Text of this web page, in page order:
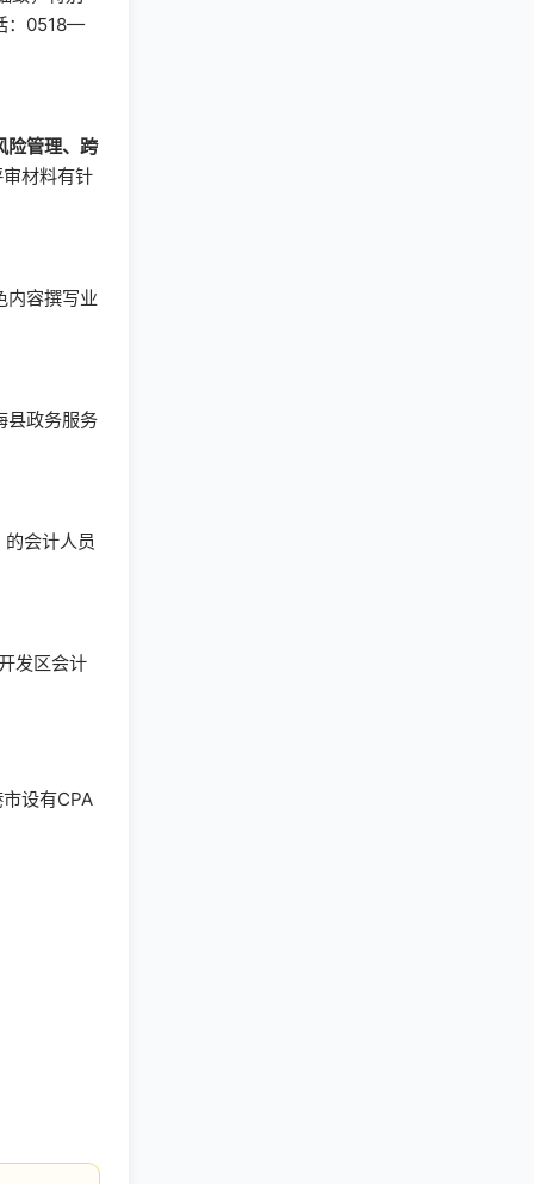
：0518—
险管理、跨
材料有针
内容撰写业
县政务服务
会计人员
发区会计
设有CPA